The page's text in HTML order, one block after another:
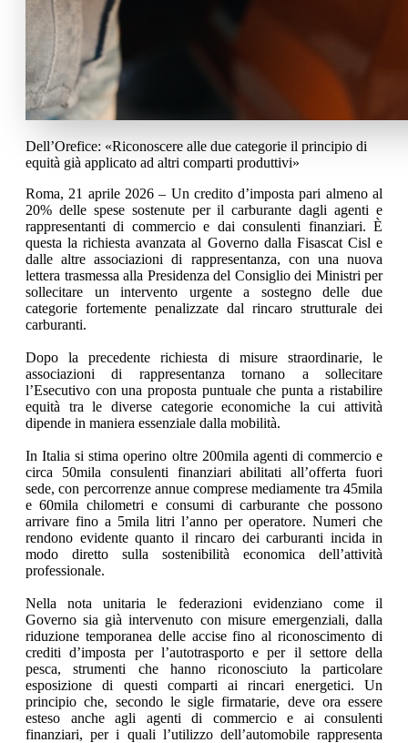
Dell’Orefice: «Riconoscere alle due categorie il principio di
equità già applicato ad altri comparti produttivi»
Roma, 21 aprile 2026 – Un credito d’imposta pari almeno al
20% delle spese sostenute per il carburante dagli agenti e
rappresentanti di commercio e dai consulenti finanziari. È
questa la richiesta avanzata al Governo dalla Fisascat Cisl e
dalle altre associazioni di rappresentanza, con una nuova
lettera trasmessa alla Presidenza del Consiglio dei Ministri per
sollecitare un intervento urgente a sostegno delle due
categorie fortemente penalizzate dal rincaro strutturale dei
carburanti.
Dopo la precedente richiesta di misure straordinarie, le
associazioni di rappresentanza tornano a sollecitare
l’Esecutivo con una proposta puntuale che punta a ristabilire
equità tra le diverse categorie economiche la cui attività
dipende in maniera essenziale dalla mobilità.
In Italia si stima operino oltre 200mila agenti di commercio e
circa 50mila consulenti finanziari abilitati all’offerta fuori
sede, con percorrenze annue comprese mediamente tra 45mila
e 60mila chilometri e consumi di carburante che possono
arrivare fino a 5mila litri l’anno per operatore. Numeri che
rendono evidente quanto il rincaro dei carburanti incida in
modo diretto sulla sostenibilità economica dell’attività
professionale.
Nella nota unitaria le federazioni evidenziano come il
Governo sia già intervenuto con misure emergenziali, dalla
riduzione temporanea delle accise fino al riconoscimento di
crediti d’imposta per l’autotrasporto e per il settore della
pesca, strumenti che hanno riconosciuto la particolare
esposizione di questi comparti ai rincari energetici. Un
principio che, secondo le sigle firmatarie, deve ora essere
esteso anche agli agenti di commercio e ai consulenti
finanziari, per i quali l’utilizzo dell’automobile rappresenta